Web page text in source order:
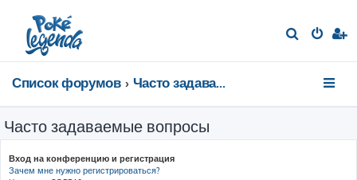
Список форумов Часто задаваемые вопросы
Часто задаваемые вопросы
Вход на конференцию и регистрация
Зачем мне нужно регистрироваться?